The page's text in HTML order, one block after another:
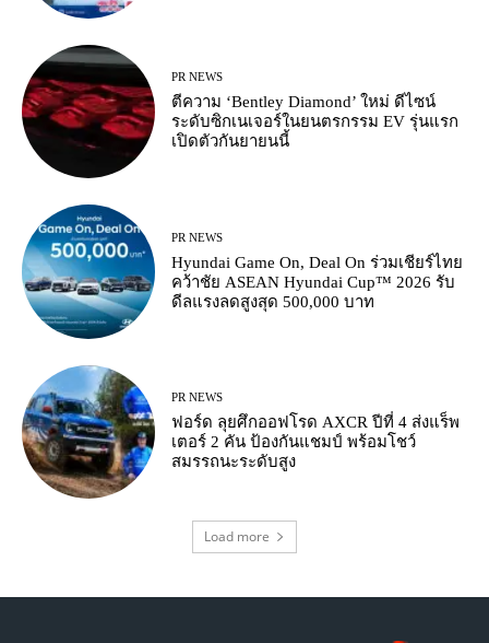
PR NEWS
ตีความ ‘Bentley Diamond’ ใหม่ ดีไซน์
ระดับซิกเนเจอร์ในยนตรกรรม EV รุ่นแรก
เปิดตัวกันยายนนี้
PR NEWS
Hyundai Game On, Deal On ร่วมเชียร์ไทย
คว้าชัย ASEAN Hyundai Cup™ 2026 รับ
ดีลแรงลดสูงสุด 500,000 บาท
PR NEWS
ฟอร์ด ลุยศึกออฟโรด AXCR ปีที่ 4 ส่งแร็พ
เตอร์ 2 คัน ป้องกันแชมป์ พร้อมโชว์
สมรรถนะระดับสูง
Load more